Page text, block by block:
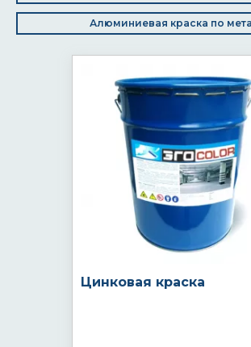
Алюминиевая краска по
Цинковая краска